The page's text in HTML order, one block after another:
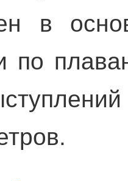
в
по